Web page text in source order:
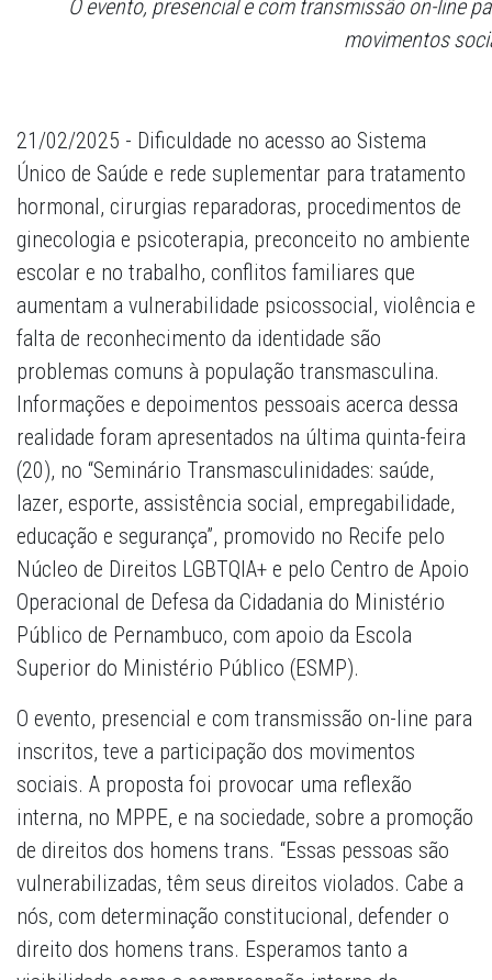
O evento, presencial e com transmissão on-line
movimentos
21/02/2025 - Dificuldade no acesso ao Sistema
Único de Saúde e rede suplementar para tratamento
hormonal, cirurgias reparadoras, procedimentos de
ginecologia e psicoterapia, preconceito no ambiente
escolar e no trabalho, conflitos familiares que
aumentam a vulnerabilidade psicossocial, violência e
falta de reconhecimento da identidade são
problemas comuns à população transmasculina.
Informações e depoimentos pessoais acerca dessa
realidade foram apresentados na última quinta-feira
(20), no “Seminário Transmasculinidades: saúde,
lazer, esporte, assistência social, empregabilidade,
educação e segurança”, promovido no Recife pelo
Núcleo de Direitos LGBTQIA+ e pelo Centro de Apoio
Operacional de Defesa da Cidadania do Ministério
Público de Pernambuco, com apoio da Escola
Superior do Ministério Público (ESMP).
O evento, presencial e com transmissão on-line para
inscritos, teve a participação dos movimentos
sociais. A proposta foi provocar uma reflexão
interna, no MPPE, e na sociedade, sobre a promoção
de direitos dos homens trans. “Essas pessoas são
vulnerabilizadas, têm seus direitos violados. Cabe a
nós, com determinação constitucional, defender o
direito dos homens trans. Esperamos tanto a